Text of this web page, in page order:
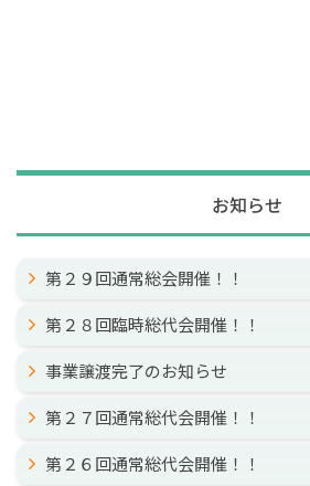
お知らせ
第２９回通常総会開催！！
第２８回臨時総代会開催！！
事業譲渡完了のお知らせ
第２７回通常総代会開催！！
第２６回通常総代会開催！！